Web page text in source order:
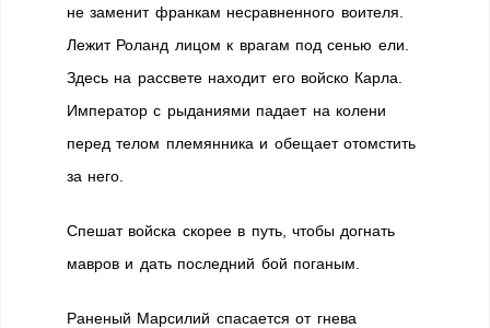
не заменит франкам несравненного воителя.
Лежит Роланд лицом к врагам под сенью ели.
Здесь на рассвете находит его войско Карла.
Император с рыданиями падает на колени
перед телом племянника и обещает отомстить
за него.
Спешат войска скорее в путь, чтобы догнать
мавров и дать последний бой поганым.
Раненый Марсилий спасается от гнева